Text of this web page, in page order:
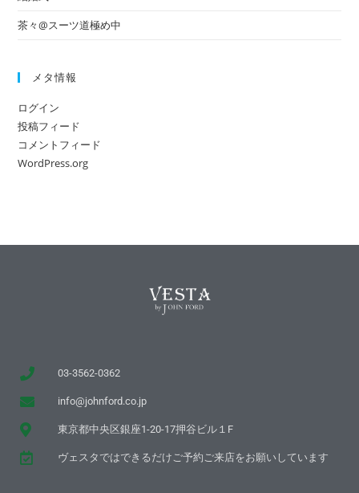
茶々@スーツ道極め中
メタ情報
ログイン
投稿フィード
コメントフィード
WordPress.org
03-3562-0362
info@johnford.co.jp
東京都中央区銀座1-20-17押谷ビル１F
ヴェスタではできるだけご予約ご来店をお願いしています